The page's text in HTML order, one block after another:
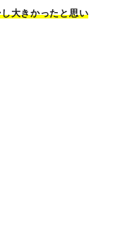
し大きかったと思い